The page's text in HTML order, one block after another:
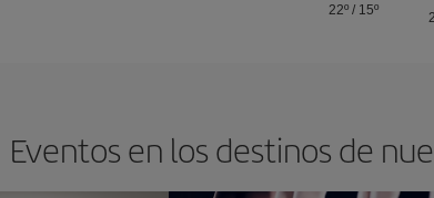
22º/ 15º
Eventos en los destinos de